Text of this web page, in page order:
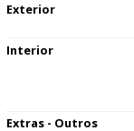
Exterior
Interior
Extras - Outros